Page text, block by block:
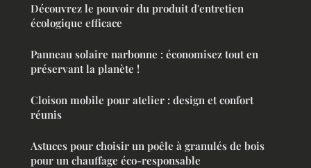
Découvrez le pouvoir du produit d'entretien
écologique efficace
Panneau solaire narbonne : économisez tout en
préservant la planète !
Cloison mobile pour atelier : design et confort
réunis
Astuces pour choisir un poêle à granulés de bois
pour un chauffage éco-responsable